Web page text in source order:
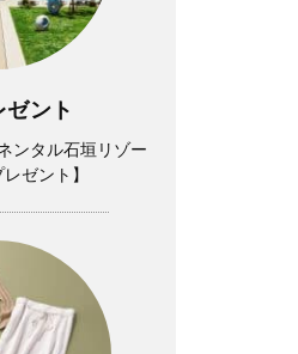
ント
ンタル石垣リゾー
ゼント】